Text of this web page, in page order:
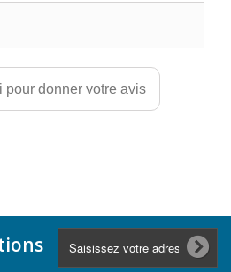
donner votre avis